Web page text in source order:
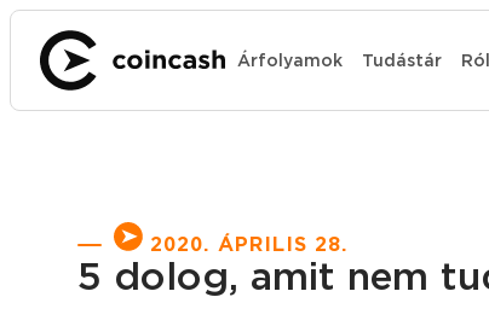
Árfolyamok Tudástár
2020. ÁPRILIS 28.
5 dolog, amit nem